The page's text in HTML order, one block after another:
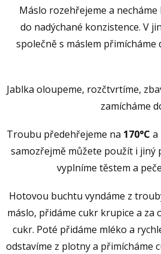
Máslo rozehřejeme a
do nadýchané konzistence. V
společně s máslem
Jablka oloupeme, rozčtvrtíme,
zamícháme
Troubu předehřejeme na 170°C a
samozřejmě můžete použít i jiný
vyplníme těstem a
Hotovou buchtu vyndáme z
máslo, přidáme cukr krupice a
cukr. Poté přidáme mléko a
odstavíme z plotny a přimícháme